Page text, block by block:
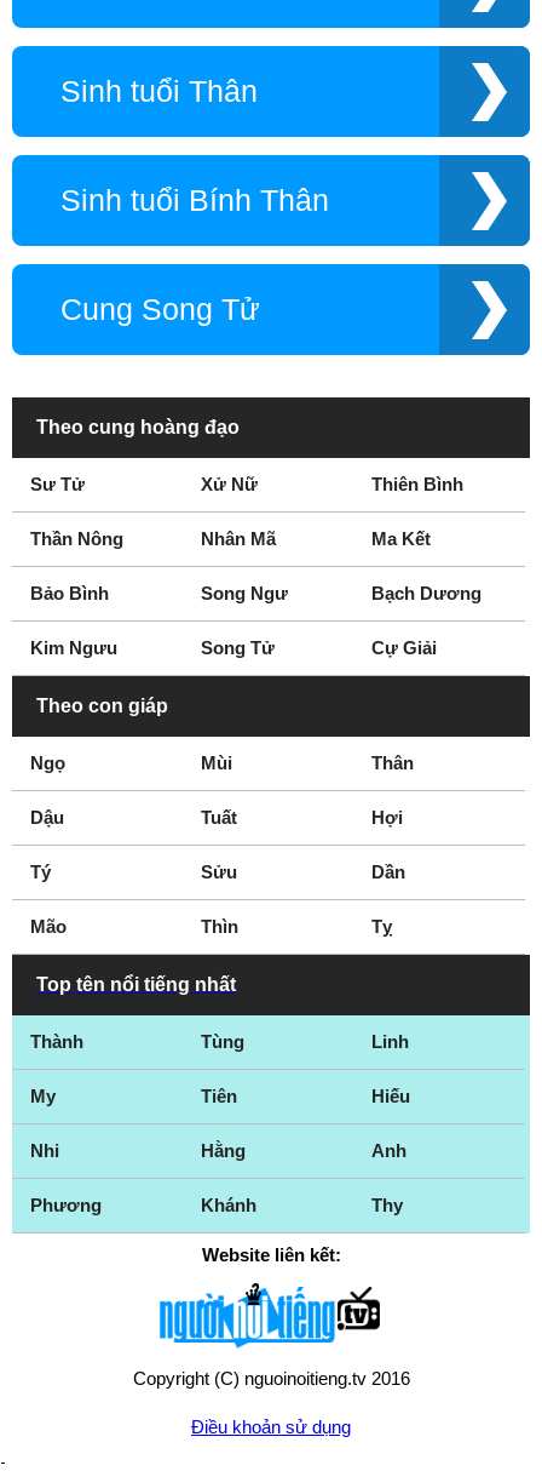
Sinh tuổi Thân
Sinh tuổi Bính Thân
Cung Song Tử
Theo cung hoàng đạo
Sư Tử Xử Nữ Thiên Bình
Thần Nông Nhân Mã Ma Kết
Bảo Bình Song Ngư Bạch Dương
Kim Ngưu Song Tử Cự Giải
Theo con giáp
Ngọ Mùi Thân
Dậu Tuất Hợi
Tý Sửu Dần
Mão Thìn Tỵ
Top tên nổi tiếng nhất
Thành Tùng Linh
My Tiên Hiếu
Nhi Hằng Anh
Phương Khánh Thy
Website liên kết:
Copyright (C) nguoinoitieng.tv 2016
Điều khoản sử dụng